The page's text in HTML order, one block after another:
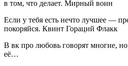
в том, что делает. Мирный воин
Если у тебя есть нечто лучшее —
покоряйся. Квинт Гораций Флакк
В вк про любовь говорят многие,
её…